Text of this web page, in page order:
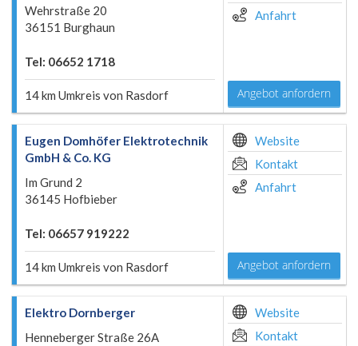
Wehrstraße 20
36151 Burghaun
Tel: 06652 1718
14 km Umkreis von Rasdorf
Anfahrt
Angebot anfordern
Eugen Domhöfer Elektrotechnik
GmbH & Co. KG
Im Grund 2
36145 Hofbieber
Tel: 06657 919222
14 km Umkreis von Rasdorf
Website
Kontakt
Anfahrt
Angebot anfordern
Elektro Dornberger
Henneberger Straße 26A
Website
Kontakt